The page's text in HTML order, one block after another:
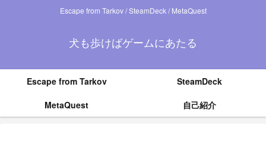
Escape from Tarkov / SteamDeck / MetaQuest
犬も歩けばゲームにあたる
Escape from Tarkov
SteamDeck
MetaQuest
自己紹介